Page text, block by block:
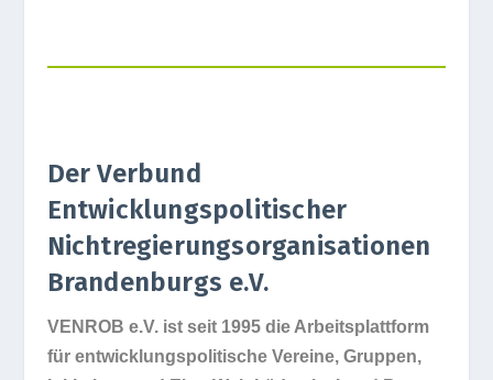
Der Verbund
Entwicklungspolitischer
Nichtregierungsorganisationen
Brandenburgs e.V.
VENROB e.V. ist seit 1995 die Arbeits­platt­form
für ent­wick­lungs­po­li­ti­sche Ver­eine, Grup­pen,